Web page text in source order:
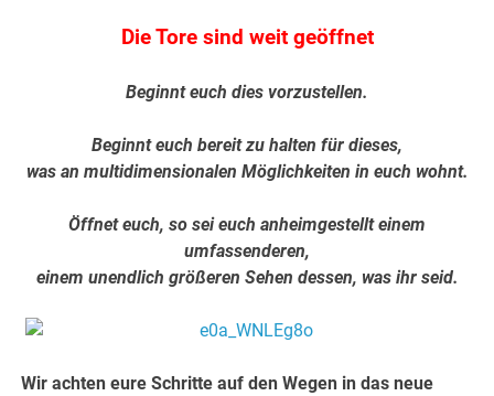
Die Tore sind weit geöffnet
Beginnt euch dies vorzustellen.
Beginnt euch bereit zu halten für dieses,
was an multidimensionalen Möglichkeiten in euch wohnt.
Öffnet euch, so sei euch anheimgestellt einem
umfassenderen,
einem unendlich größeren Sehen dessen, was ihr seid.
Wir achten eure Schritte auf den Wegen in das neue